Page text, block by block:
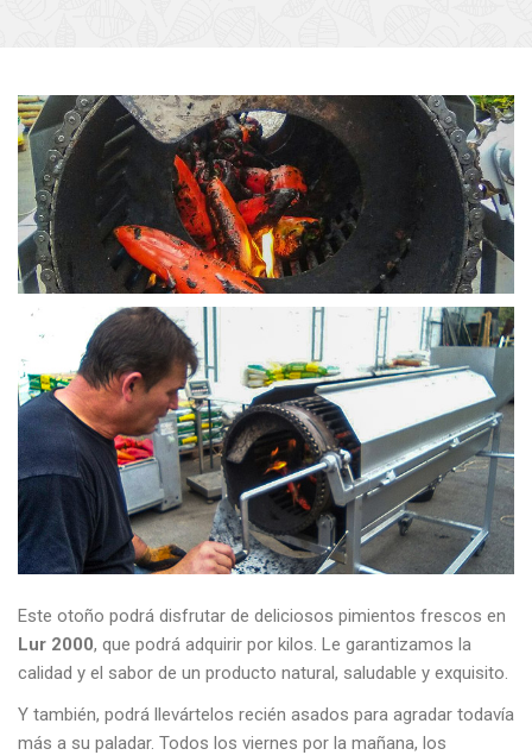
Este otoño podrá disfrutar de deliciosos pimientos frescos en
Lur 2000, que podrá adquirir por kilos. Le garantizamos la
calidad y el sabor de un producto natural, saludable y exquisito.
Y también, podrá llevártelos recién asados para agradar todavía
más a su paladar. Todos los viernes por la mañana, los